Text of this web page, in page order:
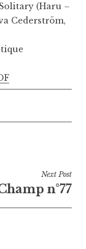
(Haru –
Cederström,
Next Post
n°77